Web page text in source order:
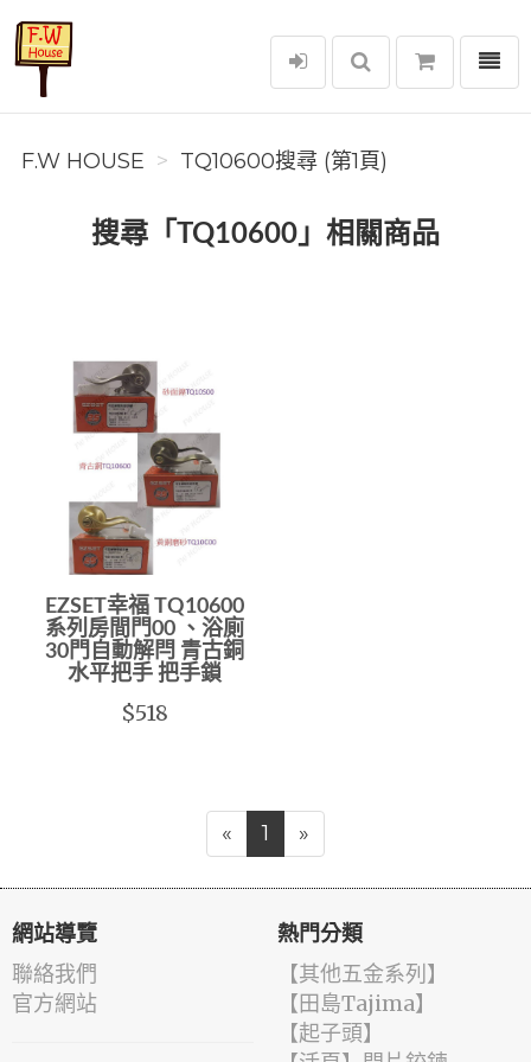
F.W House
選單
F.W HOUSE TQ10600搜尋 (第1頁)
搜尋「TQ10600」相關商品
EZSET幸福 TQ10600
系列房間門00 、浴廁
30門自動解閂 青古銅
水平把手 把手鎖
$518
« 1 »
網站導覽
聯絡我們
官方網站
熱門分類
【其他五金系列】
【田島Tajima】
【起子頭】